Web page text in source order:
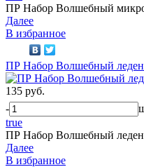
ПР Набор Волшебный
Далее
В избранное
ПР Набор Волшебный
135 руб.
-
true
ПР Набор Волшебный
Далее
В избранное